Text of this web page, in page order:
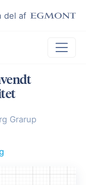
del af
Grarup